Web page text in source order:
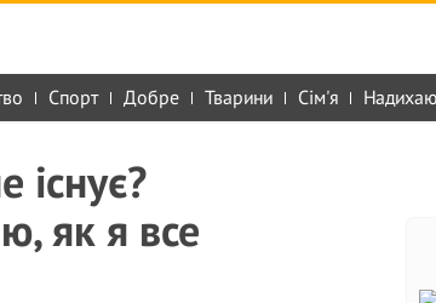
Спорт Добре Тварини Сім'я
існує?
як я все